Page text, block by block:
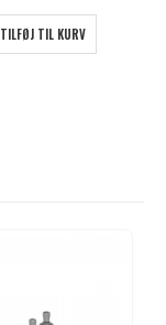
99,00 kr..
TILFØJ TIL KURV